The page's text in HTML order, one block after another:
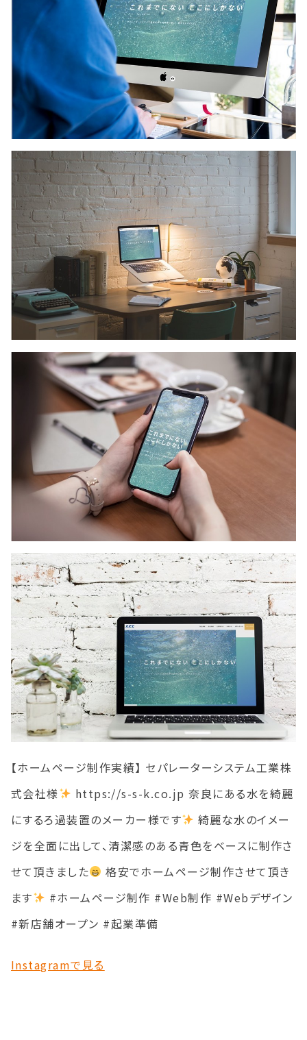
【ホームページ制作実績】 セパレーターシステム工業株
式会社様
https://s-s-k.co.jp 奈良にある水を綺麗
にするろ過装置のメーカー様です
綺麗な水のイメー
ジを全面に出して、清潔感のある青色をベースに制作さ
せて頂きました
格安でホームページ制作させて頂き
ます
#ホームページ制作 #Web制作 #Webデザイン
#新店舗オープン #起業準備
Instagramで見る